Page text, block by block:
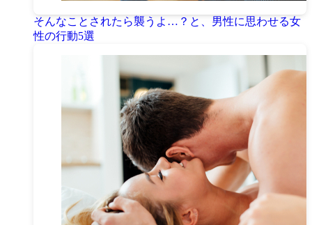
そんなことされたら襲うよ…？と、男性に思わせる女
性の行動5選